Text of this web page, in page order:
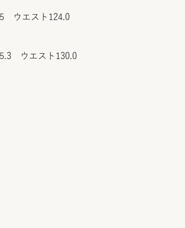
ウエスト124.0
ウエスト130.0